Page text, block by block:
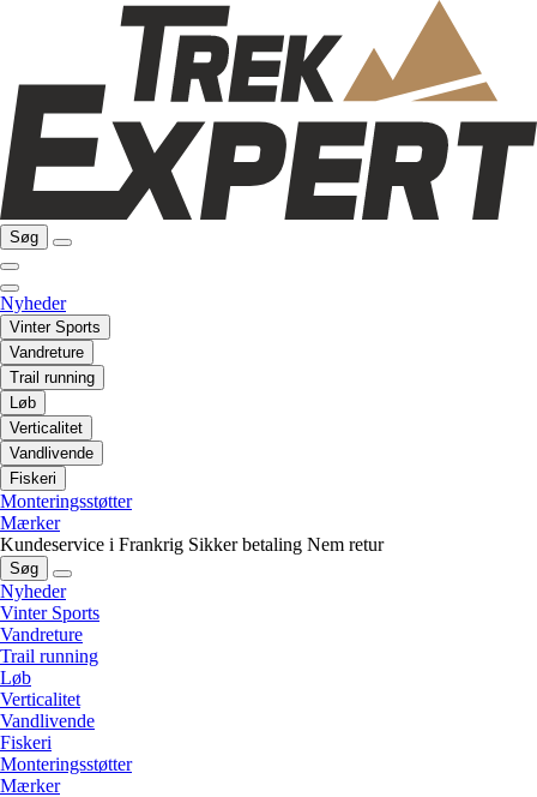
Søg
Nyheder
Vinter Sports
Vandreture
Trail running
Løb
Verticalitet
Vandlivende
Fiskeri
Monteringsstøtter
Mærker
Kundeservice i Frankrig Sikker betaling Nem retur
Søg
Nyheder
Vinter Sports
Vandreture
Trail running
Løb
Verticalitet
Vandlivende
Fiskeri
Monteringsstøtter
Mærker